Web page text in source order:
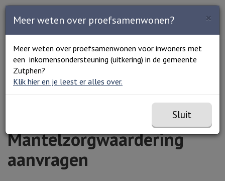
Open en sluit het
Menu
Lees voor
Uitleg woorden
Simpele tekst
Home Mantelzorgwaardering aanvragen
Mantelzorgwaardering
aanvragen
×
Meer weten over proefsamenwonen?
Meer weten over proefsamenwonen voor inwoners met
een inkomensondersteuning (uitkering) in de gemeente
Zutphen?
Klik hier en je leest er alles over.
Sluit